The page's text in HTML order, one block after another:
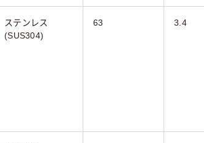
ステンレス
(SUS304)
63 3.4